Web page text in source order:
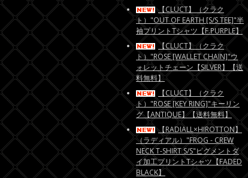
【CLUCT】（クラク
ト）"OUT OF EARTH [S/S TEE]"半
袖プリントTシャツ【F.PURPLE】
【CLUCT】（クラク
ト）"ROSE [WALLET CHAIN]"ウ
ォレットチェーン【SILVER】【送
料無料】
【CLUCT】（クラク
ト）"ROSE [KEY RING]"キーリン
グ【ANTIQUE】【送料無料】
【RADIALL×HIROTTON】
（ラディアル）"FROG - CREW
NECK T-SHIRT S/S"ピグメントダ
イ加工プリントTシャツ【FADED
BLACK】